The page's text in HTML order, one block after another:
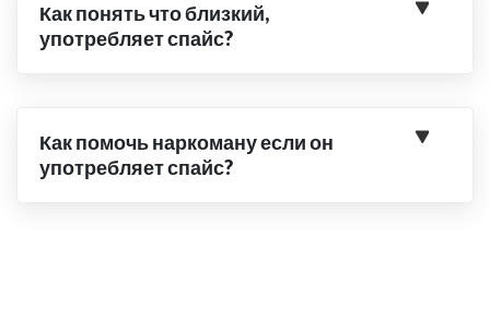
Как понять что близкий,
употребляет спайс?
Как помочь наркоману если он
употребляет спайс?